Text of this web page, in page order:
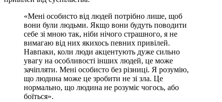
«Мені особисто від людей потрібно лише, щоб
вони були людьми. Якщо вони будуть поводити
себе зі мною так, ніби нічого страшного, я не
вимагаю від них якихось певних привілей.
Навпаки, коли люди акцентують дуже сильно
увагу на особливості інших людей, це може
зачіпляти. Мені особисто без різниці. Я розумію,
що людина може це зробити не зі зла. Це
нормально, що людина не розуміє чогось, або
боїться».